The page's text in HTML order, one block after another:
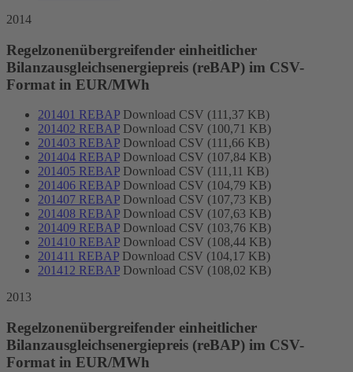
2014
Regelzonenübergreifender einheitlicher
Bilanzausgleichsenergiepreis (reBAP) im CSV-
Format in EUR/MWh
201401 REBAP Download CSV (111,37 KB)
201402 REBAP Download CSV (100,71 KB)
201403 REBAP Download CSV (111,66 KB)
201404 REBAP Download CSV (107,84 KB)
201405 REBAP Download CSV (111,11 KB)
201406 REBAP Download CSV (104,79 KB)
201407 REBAP Download CSV (107,73 KB)
201408 REBAP Download CSV (107,63 KB)
201409 REBAP Download CSV (103,76 KB)
201410 REBAP Download CSV (108,44 KB)
201411 REBAP Download CSV (104,17 KB)
201412 REBAP Download CSV (108,02 KB)
2013
Regelzonenübergreifender einheitlicher
Bilanzausgleichsenergiepreis (reBAP) im CSV-
Format in EUR/MWh